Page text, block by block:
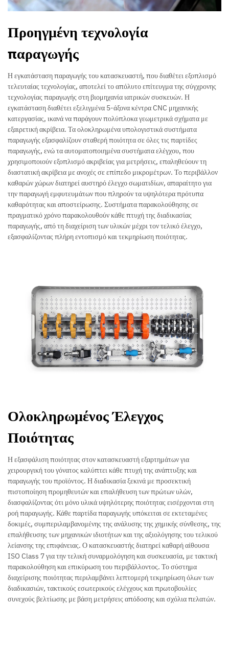
Προηγμένη τεχνολογία
παραγωγής
Η εγκατάσταση παραγωγής του κατασκευαστή, που διαθέτει εξοπλισμό
τελευταίας τεχνολογίας, αποτελεί το απόλυτο επίτευγμα της σύγχρονης
τεχνολογίας παραγωγής στη βιομηχανία ιατρικών συσκευών. Η
εγκατάσταση διαθέτει εξελιγμένα 5-άξονα κέντρα CNC μηχανικής
κατεργασίας, ικανά να παράγουν πολύπλοκα γεωμετρικά σχήματα με
εξαιρετική ακρίβεια. Τα ολοκληρωμένα υπολογιστικά συστήματα
παραγωγής εξασφαλίζουν σταθερή ποιότητα σε όλες τις παρτίδες
παραγωγής, ενώ τα αυτοματοποιημένα συστήματα ελέγχου, που
χρησιμοποιούν εξοπλισμό ακριβείας για μετρήσεις, επαληθεύουν τη
διαστατική ακρίβεια με ανοχές σε επίπεδο μικρομέτρων. Το περιβάλλον
καθαρών χώρων διατηρεί αυστηρό έλεγχο σωματιδίων, απαραίτητο για
την παραγωγή εμφυτευμάτων που πληρούν τα υψηλότερα πρότυπα
καθαρότητας και αποστείρωσης. Συστήματα παρακολούθησης σε
πραγματικό χρόνο παρακολουθούν κάθε πτυχή της διαδικασίας
παραγωγής, από τη διαχείριση των υλικών μέχρι τον τελικό έλεγχο,
εξασφαλίζοντας πλήρη εντοπισμό και τεκμηρίωση ποιότητας.
Ολοκληρωμένος Έλεγχος
Ποιότητας
Η εξασφάλιση ποιότητας στον κατασκευαστή εξαρτημάτων για
χειρουργική του γόνατος καλύπτει κάθε πτυχή της ανάπτυξης και
παραγωγής του προϊόντος. Η διαδικασία ξεκινά με προσεκτική
πιστοποίηση προμηθευτών και επαλήθευση των πρώτων υλών,
διασφαλίζοντας ότι μόνο υλικά υψηλότερης ποιότητας εισέρχονται στη
ροή παραγωγής. Κάθε παρτίδα παραγωγής υπόκειται σε εκτεταμένες
δοκιμές, συμπεριλαμβανομένης της ανάλυσης της χημικής σύνθεσης, της
επαλήθευσης των μηχανικών ιδιοτήτων και της αξιολόγησης του τελικού
λείανσης της επιφάνειας. Ο κατασκευαστής διατηρεί καθαρή αίθουσα
ISO Class 7 για την τελική συναρμολόγηση και συσκευασία, με τακτική
παρακολούθηση και επικύρωση του περιβάλλοντος. Το σύστημα
διαχείρισης ποιότητας περιλαμβάνει λεπτομερή τεκμηρίωση όλων των
διαδικασιών, τακτικούς εσωτερικούς ελέγχους και πρωτοβουλίες
συνεχούς βελτίωσης με βάση μετρήσεις απόδοσης και σχόλια πελατών.